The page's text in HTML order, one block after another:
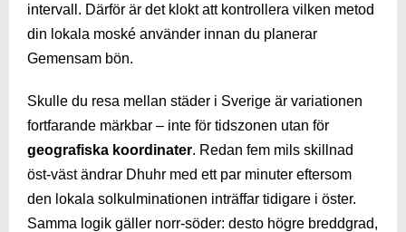
intervall. Därför är det klokt att kontrollera vilken metod
din lokala moské använder innan du planerar
Gemensam bön.
Skulle du resa mellan städer i Sverige är variationen
fortfarande märkbar – inte för tidszonen utan för
geografiska koordinater. Redan fem mils skillnad
öst-väst ändrar Dhuhr med ett par minuter eftersom
den lokala solkulminationen inträffar tidigare i öster.
Samma logik gäller norr-söder: desto högre breddgrad,